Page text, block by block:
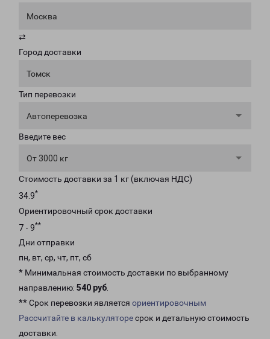
Москва
⇄
Город доставки
Томск
Тип перевозки
Автоперевозка
Введите вес
От 3000 кг
Стоимость доставки за 1 кг (включая НДС)
34.9*
Ориентировочный срок доставки
7 - 9**
Дни отправки
пн, вт, ср, чт, пт, сб
* Минимальная стоимость доставки по выбранному
направлению: 540 руб.
** Срок перевозки является ориентировочным
Рассчитайте в калькуляторесрок и детальную стоимость
доставки.